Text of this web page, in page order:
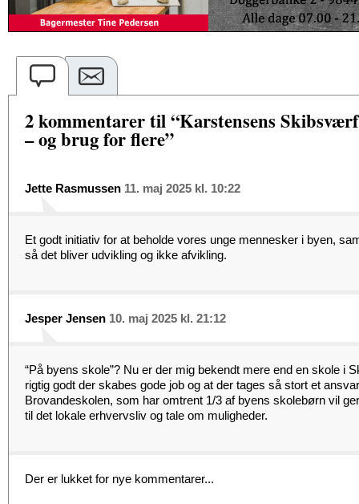
2 kommentarer til “Karstensens
– og brug for flere”
Jette Rasmussen 11. maj 2025 kl. 10:22
Et godt initiativ for at beholde vores unge mennesker i byen,
så det bliver udvikling og ikke afvikling.
Jesper Jensen 10. maj 2025 kl. 21:12
“På byens skole”? Nu er der mig bekendt mere end en skole i
rigtig godt der skabes gode job og at der tages så stort et
Brovandeskolen, som har omtrent 1/3 af byens skolebørn vil
til det lokale erhvervsliv og tale om muligheder.
Der er lukket for nye kommentarer...